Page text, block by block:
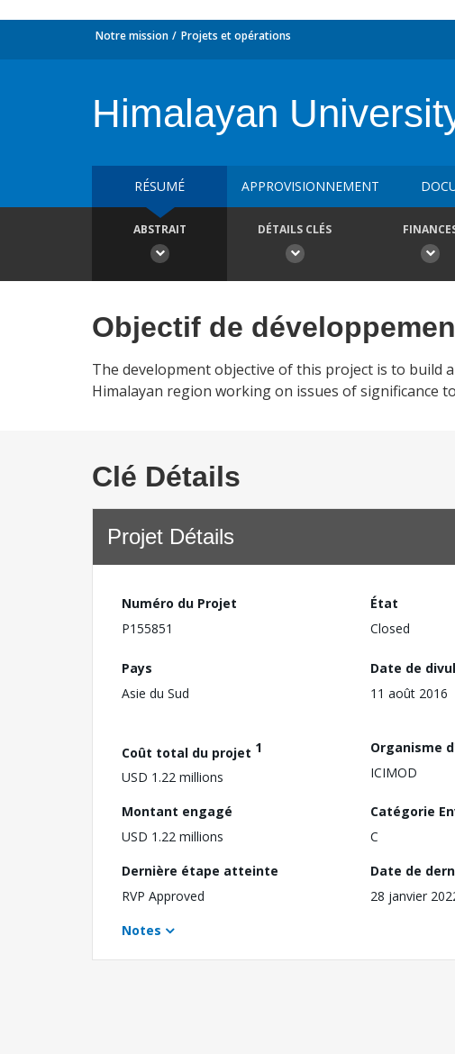
Notre mission Projets et opérations
Himalayan
RÉSUMÉ APPROVISIONNEMENT
ABSTRAIT DÉTAILS CLÉS
Objectif de
The development objective of this project is to
Himalayan region working on issues of significance
Clé Détails
Projet Détails
Numéro du Projet
P155851
État
Closed
Pays
Asie du Sud
Date de
11 août 2016
Coût total du projet 1
USD 1.22 millions
Organisme
ICIMOD
Montant engagé
USD 1.22 millions
Catégorie
C
Dernière étape atteinte
RVP Approved
Date de
28 janvier
Notes